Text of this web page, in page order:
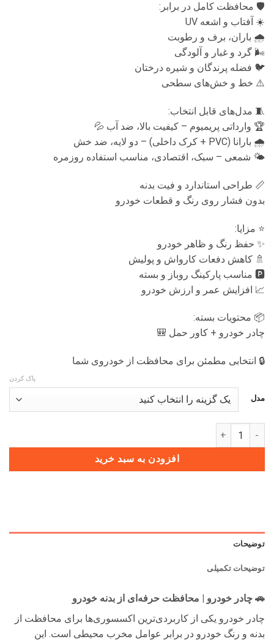
🛡 محافظت کامل در برابر:
☀️ آفتاب و اشعه UV
🌧 باران، برف و رطوبت
🌬 گرد و غبار و آلودگی
🐦 فضله پرندگان و شیره درختان
⚠️ خط و خش‌های سطحی
🧵 مدل‌های قابل انتخاب:
🏆 وارداتی پریمیوم – کیفیت بالا، ضد آب 💦
🌧 بارانا (PVC + کرک داخلی) – دو لایه، ضد خش
🌤 شمعی – سبک، اقتصادی، مناسب استفاده روزمره
📏 طراحی استاندارد و فیت بدنه
بدون فشار روی رنگ و قطعات خودرو
⭐ مزایا:
✨ حفظ رنگ و ظاهر خودرو
🚿 کاهش دفعات کارواش و پولیش
🅿️ مناسب پارکینگ روباز و بسته
📈 افزایش عمر و ارزش خودرو
📦 محتویات بسته:
چادر خودرو + کاور حمل 🎒
🔒 انتخابی مطمئن برای محافظت از خودروی شما
مدل
پاک کردن
افزودن به سبد خرید
توضیحات
توضیحات تکمیلی
🚗 چادر خودرو | محافظت حرفه‌ای از بدنه خودرو
چادر خودرو یکی از کاربردی‌ترین اکسسوری‌ها برای محافظت از
بدنه و رنگ خودرو در برابر عوامل مخرب محیطی است. این